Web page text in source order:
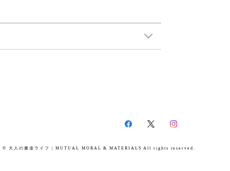
© 大人の書道ライフ | MUTUAL MORAL & MATERIALS All rights reserved.